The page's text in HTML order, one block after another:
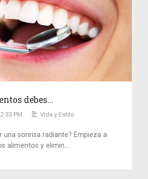
debes...
PM Vida y Estilo
una sonrisa radiante? Empieza a
alimentos y elimin...